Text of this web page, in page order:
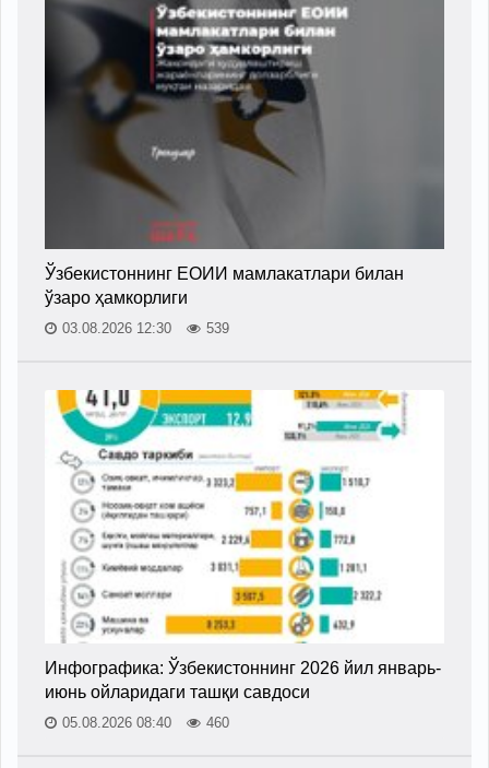
Ўзбекистоннинг ЕОИИ мамлакатлари билан
ўзаро ҳамкорлиги
03.08.2026 12:30 539
Инфографика: Ўзбекистоннинг 2026 йил январь-
июнь ойларидаги ташқи савдоси
05.08.2026 08:40 460